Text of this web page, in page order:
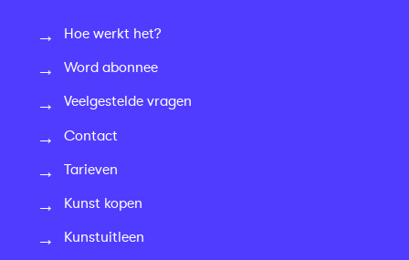
Hoe werkt het?
Word abonnee
Veelgestelde vragen
Contact
Tarieven
Kunst kopen
Kunstuitleen